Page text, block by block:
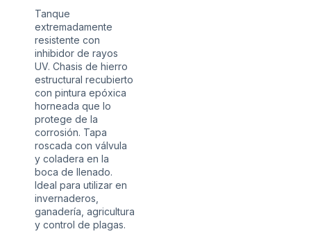
Tanque
extremadamente
resistente con
inhibidor de rayos
UV. Chasis de hierro
estructural recubierto
con pintura epóxica
horneada que lo
protege de la
corrosión. Tapa
roscada con válvula
y coladera en la
boca de llenado.
Ideal para utilizar en
invernaderos,
ganadería, agricultura
y control de plagas.